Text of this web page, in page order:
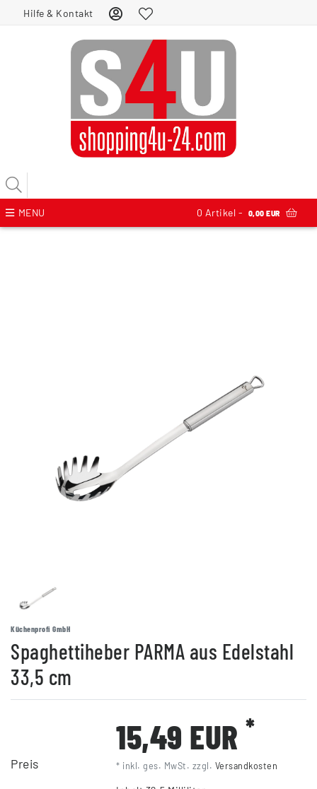
Hilfe & Kontakt
MENU 0 Artikel - 0,00 EUR
Küchenprofi GmbH
Spaghettiheber PARMA aus Edelstahl
33,5 cm
Preis
15,49 EUR*
* inkl. ges. MwSt. zzgl. Versandkosten